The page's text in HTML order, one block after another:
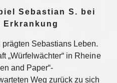
Sebastian S. bei
Sebastians Leben.
„Würfelwächter“ in Rheine
and Paper“-
Weg zurück zu sich